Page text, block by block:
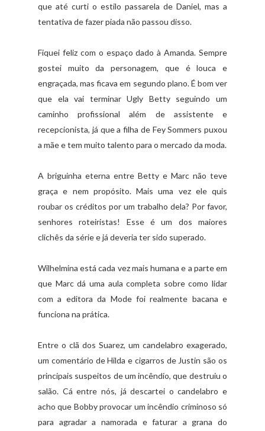
que até curti o estilo passarela de Daniel, mas a
tentativa de fazer piada não passou disso.
Fiquei feliz com o espaço dado à Amanda. Sempre
gostei muito da personagem, que é louca e
engraçada, mas ficava em segundo plano. É bom ver
que ela vai terminar Ugly Betty seguindo um
caminho profissional além de assistente e
recepcionista, já que a filha de Fey Sommers puxou
a mãe e tem muito talento para o mercado da moda.
A briguinha eterna entre Betty e Marc não teve
graça e nem propósito. Mais uma vez ele quis
roubar os créditos por um trabalho dela? Por favor,
senhores roteiristas! Esse é um dos maiores
clichês da série e já deveria ter sido superado.
Wilhelmina está cada vez mais humana e a parte em
que Marc dá uma aula completa sobre como lidar
com a editora da Mode foi realmente bacana e
funciona na prática.
Entre o clã dos Suarez, um candelabro exagerado,
um comentário de Hilda e cigarros de Justin são os
principais suspeitos de um incêndio, que destruiu o
salão. Cá entre nós, já descartei o candelabro e
acho que Bobby provocar um incêndio criminoso só
para agradar a namorada e faturar a grana do